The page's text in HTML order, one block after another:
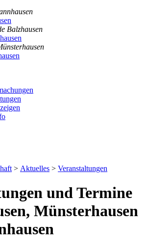
> Aktuelles > Veranstaltungen
und Termine
Münsterhausen